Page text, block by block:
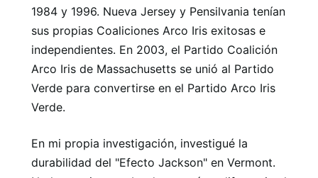
1984 y 1996. Nueva Jersey y Pensilvania tenían
sus propias Coaliciones Arco Iris exitosas e
independientes. En 2003, el Partido Coalición
Arco Iris de Massachusetts se unió al Partido
Verde para convertirse en el Partido Arco Iris
Verde.
En mi propia investigación, investigué la
durabilidad del "Efecto Jackson" en Vermont.